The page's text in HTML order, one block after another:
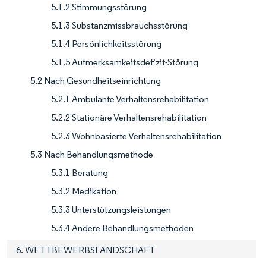
5.1.2 Stimmungsstörung
5.1.3 Substanzmissbrauchsstörung
5.1.4 Persönlichkeitsstörung
5.1.5 Aufmerksamkeitsdefizit-Störung
5.2 Nach Gesundheitseinrichtung
5.2.1 Ambulante Verhaltensrehabilitation
5.2.2 Stationäre Verhaltensrehabilitation
5.2.3 Wohnbasierte Verhaltensrehabilitation
5.3 Nach Behandlungsmethode
5.3.1 Beratung
5.3.2 Medikation
5.3.3 Unterstützungsleistungen
5.3.4 Andere Behandlungsmethoden
6. WETTBEWERBSLANDSCHAFT